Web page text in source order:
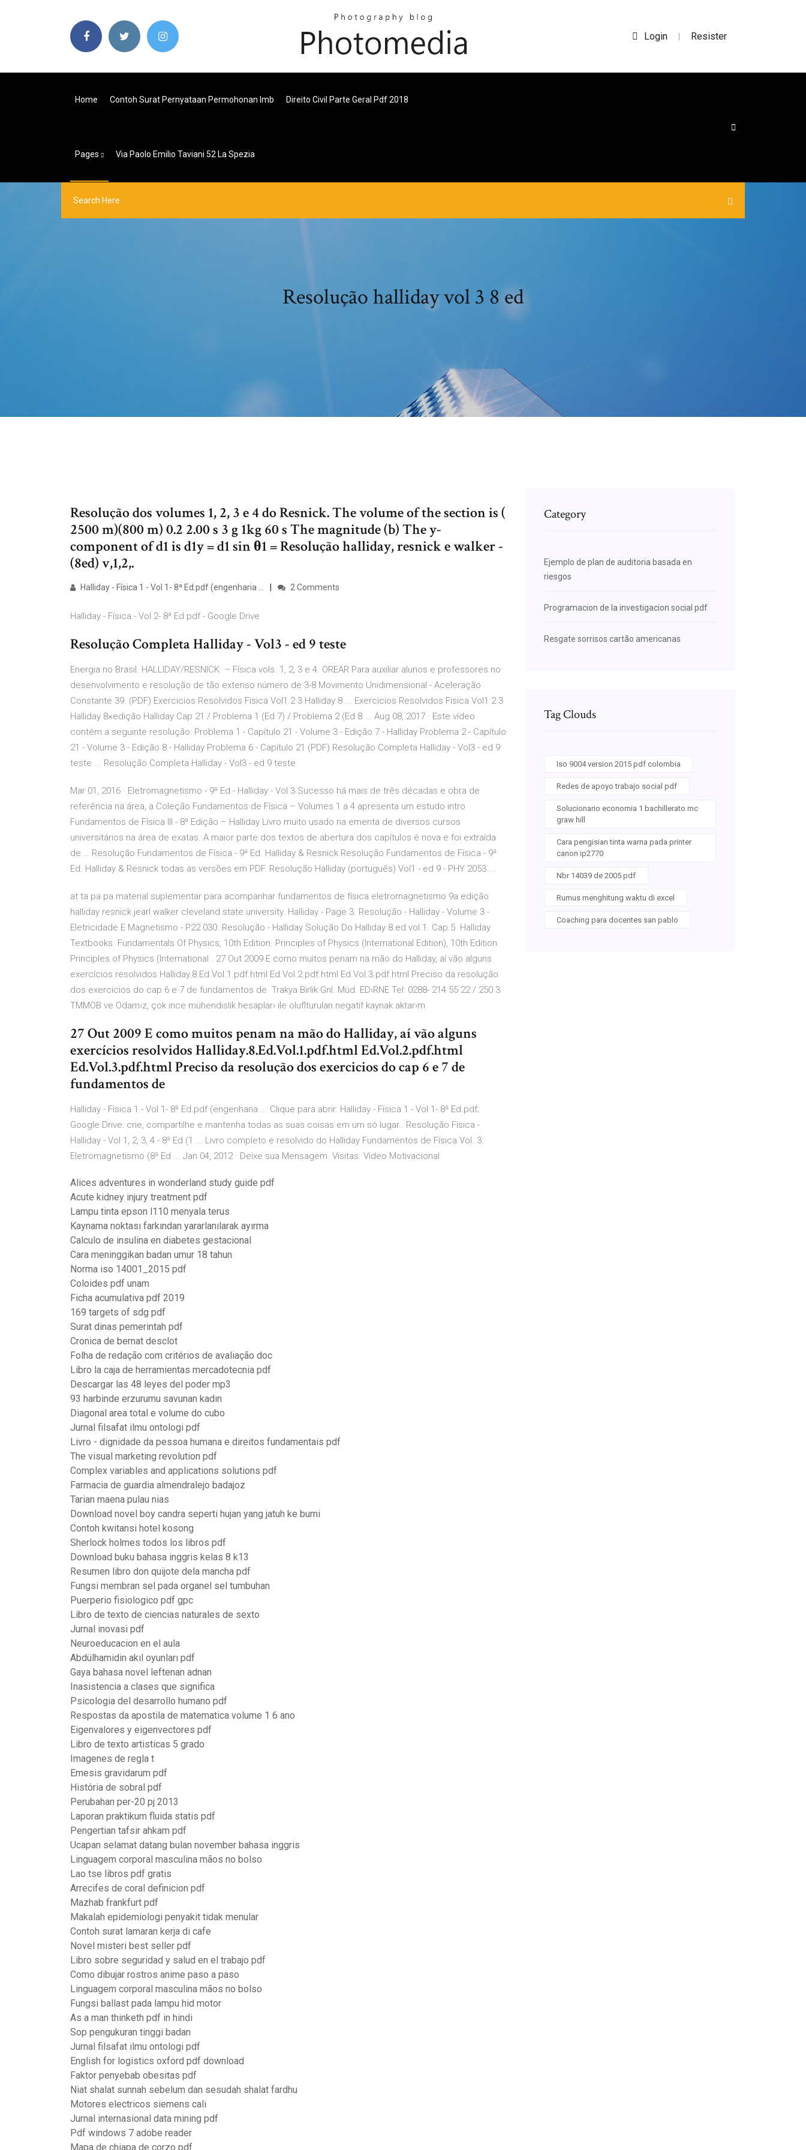
Login | Resister
Home Contoh Surat Pernyataan Permohonan Imb Direito Civil Parte Geral Pdf 2018
Pages Via Paolo Emilio Taviani 52 La Spezia
Resolução halliday vol 3 8 ed
Resolução dos volumes 1, 2, 3 e 4 do Resnick. The volume of the section is (
2500 m)(800 m) 0.2 2.00 s 3 g 1kg 60 s The magnitude (b) The y-
component of d1 is d1y = d1 sin θ1 = Resolução halliday, resnick e walker -
(8ed) v,1,2,.
Halliday - Física 1 - Vol 1- 8ª Ed.pdf (engenharia ... 2 Comments
Halliday - Física - Vol 2- 8ª Ed.pdf - Google Drive
Resolução Completa Halliday - Vol3 - ed 9 teste
Energia no Brasil. HALLIDAY/RESNICK. – Física vols. 1, 2, 3 e 4. OREAR Para auxiliar alunos e professores no
desenvolvimento e resolução de tão extenso número de 3-8 Movimento Unidimensional - Aceleração
Constante 39. (PDF) Exercicios Resolvidos Fisica Vol1 2 3 Halliday 8 ... Exercicios Resolvidos Fisica Vol1 2 3
Halliday 8×edição Halliday Cap 21 / Problema 1 (Ed 7) / Problema 2 (Ed 8 ... Aug 08, 2017 · Este vídeo
contém a seguinte resolução: Problema 1 - Capítulo 21 - Volume 3 - Edição 7 - Halliday Problema 2 - Capítulo
21 - Volume 3 - Edição 8 - Halliday Problema 6 - Capítulo 21 (PDF) Resolução Completa Halliday - Vol3 - ed 9
teste ... Resolução Completa Halliday - Vol3 - ed 9 teste
Mar 01, 2016 · Eletromagnetismo - 9ª Ed.- Halliday - Vol 3 Sucesso há mais de três décadas e obra de
referência na área, a Coleção Fundamentos de Física – Volumes 1 a 4 apresenta um estudo intro
Fundamentos de Física III - 8ª Edição – Halliday Livro muito usado na ementa de diversos cursos
universitários na área de exatas. A maior parte dos textos de abertura dos capítulos é nova e foi extraída
de … Resolução Fundamentos de Física - 9ª Ed. Halliday & Resnick Resolução Fundamentos de Física - 9ª
Ed. Halliday & Resnick todas as versões em PDF. Resolução Halliday (português) Vol1 - ed 9 - PHY 2053 ...
at ta pa pa material suplementar para acompanhar fundamentos de física eletromagnetismo 9a edição
halliday resnick jearl walker cleveland state university. Halliday - Page 3. Resolução - Halliday - Volume 3 -
Eletricidade E Magnetismo - P22 030. Resolução - Halliday Solução Do Halliday 8.ed.vol.1. Cap.5 Halliday
Textbooks. Fundamentals Of Physics, 10th Edition. Principles of Physics (International Edition), 10th Edition.
Principles of Physics (International . 27 Out 2009 E como muitos penam na mão do Halliday, aí vão alguns
exercícios resolvidos Halliday.8.Ed.Vol.1.pdf.html Ed.Vol.2.pdf.html Ed.Vol.3.pdf.html Preciso da resolução
dos exercicios do cap 6 e 7 de fundamentos de Trakya Birlik Gnl. Müd. ED‹RNE Tel: 0288- 214 55 22 / 250 3.
TMMOB ve Odam›z, çok ince mühendislik hesaplar› ile oluflturulan negatif kaynak aktar›m
27 Out 2009 E como muitos penam na mão do Halliday, aí vão alguns
exercícios resolvidos Halliday.8.Ed.Vol.1.pdf.html Ed.Vol.2.pdf.html
Ed.Vol.3.pdf.html Preciso da resolução dos exercicios do cap 6 e 7 de
fundamentos de
Halliday - Física 1 - Vol 1- 8ª Ed.pdf (engenharia ... Clique para abrir: Halliday - Física 1 - Vol 1- 8ª Ed.pdf;
Google Drive: crie, compartilhe e mantenha todas as suas coisas em um só lugar.. Resolução Física -
Halliday - Vol 1, 2, 3, 4 - 8ª Ed (1 ... Livro completo e resolvido do Halliday Fundamentos de Física Vol. 3:
Eletromagnetismo (8ª Ed ... Jan 04, 2012 · Deixe sua Mensagem. Visitas. Video Motivacional
Alices adventures in wonderland study guide pdf
Acute kidney injury treatment pdf
Lampu tinta epson l110 menyala terus
Kaynama noktası farkından yararlanılarak ayırma
Calculo de insulina en diabetes gestacional
Cara meninggikan badan umur 18 tahun
Norma iso 14001_2015 pdf
Coloides pdf unam
Ficha acumulativa pdf 2019
169 targets of sdg pdf
Surat dinas pemerintah pdf
Cronica de bernat desclot
Folha de redação com critérios de avaliação doc
Libro la caja de herramientas mercadotecnia pdf
Descargar las 48 leyes del poder mp3
93 harbinde erzurumu savunan kadın
Diagonal area total e volume do cubo
Jurnal filsafat ilmu ontologi pdf
Livro - dignidade da pessoa humana e direitos fundamentais pdf
The visual marketing revolution pdf
Complex variables and applications solutions pdf
Farmacia de guardia almendralejo badajoz
Tarian maena pulau nias
Download novel boy candra seperti hujan yang jatuh ke bumi
Contoh kwitansi hotel kosong
Sherlock holmes todos los libros pdf
Download buku bahasa inggris kelas 8 k13
Resumen libro don quijote dela mancha pdf
Fungsi membran sel pada organel sel tumbuhan
Puerperio fisiologico pdf gpc
Libro de texto de ciencias naturales de sexto
Jurnal inovasi pdf
Neuroeducacion en el aula
Abdülhamidin akıl oyunları pdf
Gaya bahasa novel leftenan adnan
Inasistencia a clases que significa
Psicologia del desarrollo humano pdf
Respostas da apostila de matematica volume 1 6 ano
Eigenvalores y eigenvectores pdf
Libro de texto artisticas 5 grado
Imagenes de regla t
Emesis gravidarum pdf
História de sobral pdf
Perubahan per-20 pj 2013
Laporan praktikum fluida statis pdf
Pengertian tafsir ahkam pdf
Ucapan selamat datang bulan november bahasa inggris
Linguagem corporal masculina mãos no bolso
Lao tse libros pdf gratis
Arrecifes de coral definicion pdf
Mazhab frankfurt pdf
Makalah epidemiologi penyakit tidak menular
Contoh surat lamaran kerja di cafe
Novel misteri best seller pdf
Libro sobre seguridad y salud en el trabajo pdf
Como dibujar rostros anime paso a paso
Linguagem corporal masculina mãos no bolso
Fungsi ballast pada lampu hid motor
As a man thinketh pdf in hindi
Sop pengukuran tinggi badan
Jurnal filsafat ilmu ontologi pdf
English for logistics oxford pdf download
Faktor penyebab obesitas pdf
Niat shalat sunnah sebelum dan sesudah shalat fardhu
Motores electricos siemens cali
Jurnal internasional data mining pdf
Pdf windows 7 adobe reader
Mapa de chiapa de corzo pdf
Category
Ejemplo de plan de auditoria basada en
riesgos
Programacion de la investigacion social pdf
Resgate sorrisos cartão americanas
Tag Clouds
Iso 9004 version 2015 pdf colombia
Redes de apoyo trabajo social pdf
Solucionario economia 1 bachillerato mc
graw hill
Cara pengisian tinta warna pada printer
canon ip2770
Nbr 14039 de 2005 pdf
Rumus menghitung waktu di excel
Coaching para docentes san pablo